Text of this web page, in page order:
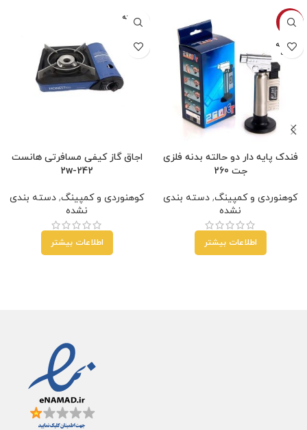
-4%
فروخته
شده
فندک پایه دار دو حالته بدنه فلزی
جت 260
کوهنوردی و کمپینگ, دسته بندی
نشده
اطلاعات بیشتر
فروخته
شده
اجاق گاز کیفی مسافرتی هانست
242-2w
کوهنوردی و کمپینگ, دسته بندی
نشده
اطلاعات بیشتر